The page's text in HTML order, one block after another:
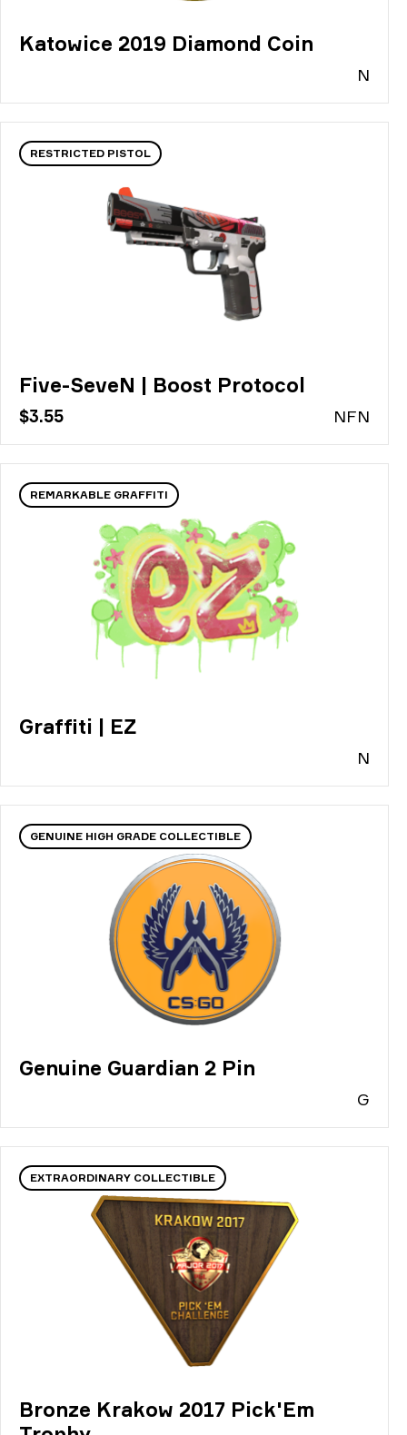
Katowice 2019 Diamond Coin
N
RESTRICTED PISTOL
Five-SeveN | Boost Protocol
$3.55 NFN
REMARKABLE GRAFFITI
Graffiti | EZ
N
GENUINE HIGH GRADE COLLECTIBLE
Genuine Guardian 2 Pin
G
EXTRAORDINARY COLLECTIBLE
Bronze Krakow 2017 Pick'Em